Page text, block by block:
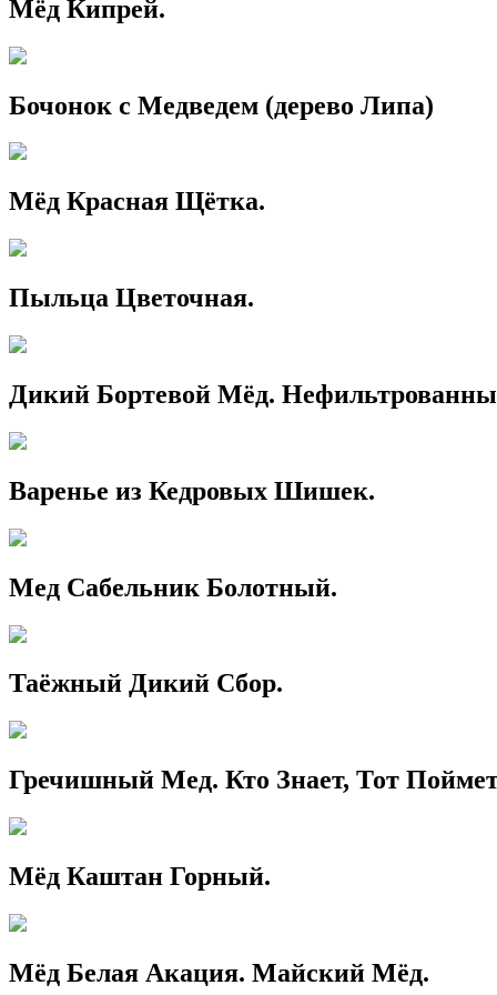
Мёд Кипрей.
Бочонок с Медведем (дерево Липа)
Мёд Красная Щётка.
Пыльца Цветочная.
Дикий Бортевой Мёд.
Варенье из Кедровых Шишек.
Мед Сабельник Болотный.
Таёжный Дикий Сбор.
Гречишный Мед. Кто Знает, Тот
Мёд Каштан Горный.
Мёд Белая Акация. Майский Мёд.